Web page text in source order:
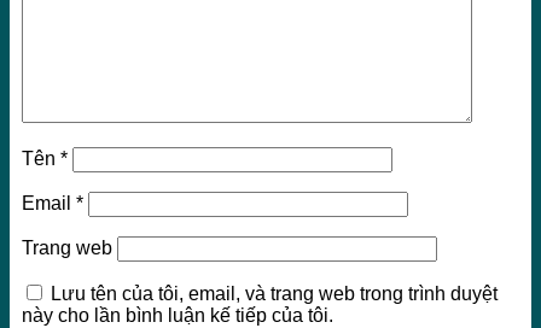
Tên *
Email *
Trang web
Lưu tên của tôi, email, và trang web trong trình duyệt
này cho lần bình luận kế tiếp của tôi.